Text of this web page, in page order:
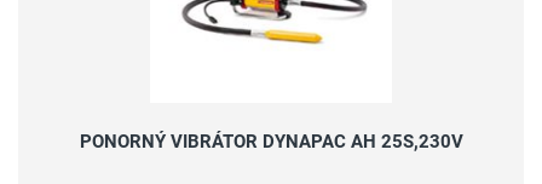
PONORNÝ VIBRÁTOR DYNAPAC AH 25S,230V